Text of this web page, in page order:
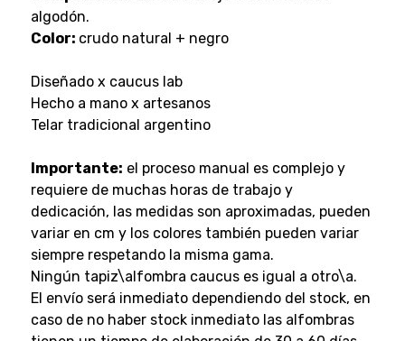
algodón.
Color: crudo natural + negro
Diseñado x caucus lab
Hecho a mano x artesanos
Telar tradicional argentino
Importante: el proceso manual es complejo y
requiere de muchas horas de trabajo y
dedicación, las medidas son aproximadas, pueden
variar en cm y los colores también pueden variar
siempre respetando la misma gama.
Ningún tapiz\alfombra caucus es igual a otro\a.
El envío será inmediato dependiendo del stock, en
caso de no haber stock inmediato las alfombras